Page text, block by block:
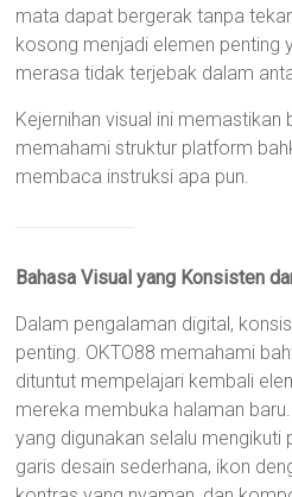
mata dapat bergerak tanpa
kosong menjadi elemen penting
merasa tidak terjebak dalam
Kejernihan visual ini memastikan
memahami struktur platform
membaca instruksi apa pun.
Bahasa Visual yang Konsisten
Dalam pengalaman digital,
penting. OKTO88 memahami
dituntut mempelajari kembali
mereka membuka halaman
yang digunakan selalu mengikuti
garis desain sederhana, ikon